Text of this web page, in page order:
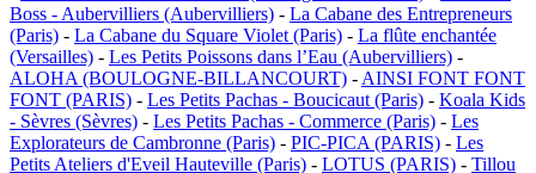
Boss - Aubervilliers (Aubervilliers) - La Cabane des Entrepreneurs
(Paris) - La Cabane du Square Violet (Paris) - La flûte enchantée
(Versailles) - Les Petits Poissons dans l’Eau (Aubervilliers) -
ALOHA (BOULOGNE-BILLANCOURT) - AINSI FONT FONT
FONT (PARIS) - Les Petits Pachas - Boucicaut (Paris) - Koala Kids
- Sèvres (Sèvres) - Les Petits Pachas - Commerce (Paris) - Les
Explorateurs de Cambronne (Paris) - PIC-PICA (PARIS) - Les
Petits Ateliers d'Eveil Hauteville (Paris) - LOTUS (PARIS) - Tillou